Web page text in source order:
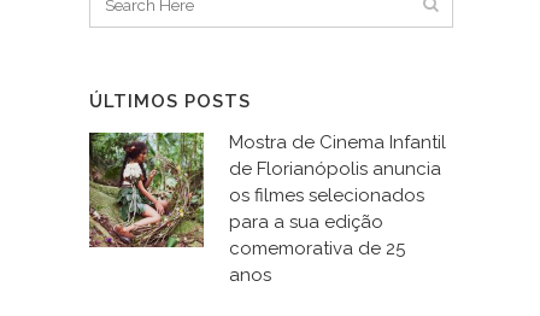
ÚLTIMOS POSTS
Mostra de Cinema Infantil
de Florianópolis anuncia
os filmes selecionados
para a sua edição
comemorativa de 25
anos